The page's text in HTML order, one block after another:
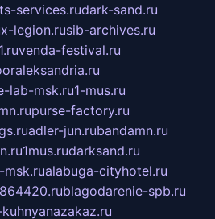
services.rudark-sand.ru
x-legion.rusib-archives.ru
venda-festival.ru
lab-msk.ru1-mus.ru
purse-factory.ru
adler-jun.rubandamn.ru
1mus.rudarksand.ru
msk.rualabuga-cityhotel.ru
blagodarenie-spb.ru